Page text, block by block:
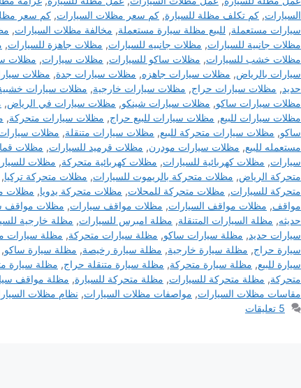
السيارات, كم تكلف مظلة للسيارة, كم سعر مظلات السيارات, كم سعر
سيارات مستعملة, للبيع مظلة سيارة مستعملة, مخالفة مظلات السيارات,
مظلات جانبية للسيارات, مظلات جانبيه للسيارات, مظلات جاهزة للسيارات,
مظلات خشب للسيارات, مظلات ساكو للسيارات, مظلات سيارات, مظلات
سيارات بالرياض, مظلات سيارات جاهزه, مظلات سيارات جدة, مظلات
حديد, مظلات سيارات حراج, مظلات سيارات خارجية, مظلات سيارات
مظلات سيارات ساكو, مظلات سيارات شينكو, مظلات سيارات في الرياض,
مظلات سيارات للبيع, مظلات سيارات للبيع حراج, مظلات سيارات متحركة,
ساكو, مظلات سيارات متحركة للبيع, مظلات سيارات متنقلة, مظلات
مستعمله للبيع, مظلات سيارات مودرن, مظلات قرميد للسيارات, مظلات
سيارات, مظلات كهربائية للسيارات, مظلات كهربائية متحركة, مظلات
متحركة الرياض, مظلات متحركة بالريموت للسيارات, مظلات متحركة تركيا,
متحركة للسيارات, مظلات متحركة للمحلات, مظلات متحركة يدويا, مظلات
مواقف, مظلات مواقف السيارات, مظلات مواقف سيارات, مظلات مواقف
حديثه, مظلة السيارات المتنقلة, مظلة امبرس للسيارات, مظلة خارجية
سيارات حديد, مظلة سيارات ساكو, مظلة سيارات متحركة, مظلة سيارات
سيارة حراج, مظلة سيارة خارجية, مظلة سيارة رخيصة, مظلة سيارة ساكو,
سيارة للبيع, مظلة سيارة متحركة, مظلة سيارة متنقلة حراج, مظلة سيارة
متحركة, مظلة متحركة للسيارات, مظلة متحركة للسيارة, مظلة مواقف
مقاسات مظلات السيارات, مواصفات مظلات السيارات, نظام مظلات
5 تعليقات